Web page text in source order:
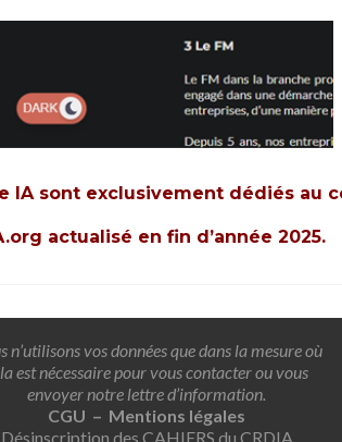
IA sont exclusivement dédiés au
actualisé en fin d’année 2025.
n’utilisons vos données que dans la mesure où
est nécessaire pour vous contacter ou vous
envoyer notre lettre d’information.
CGU – Mentions légales
Désinscription des CAHIERS du CRDIA